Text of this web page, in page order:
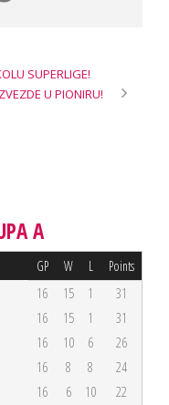
SUPERLIGE!
U PIONIRU!
A
GP W L Points
16 15 1
31
16 15 1
31
16 10 6
26
16 8 8
24
16 6 10
22